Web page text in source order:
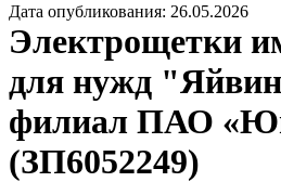
Дата опубликования: 26.05.2026
Электрощетки
для нужд
филиал ПАО
(ЗП6052249)